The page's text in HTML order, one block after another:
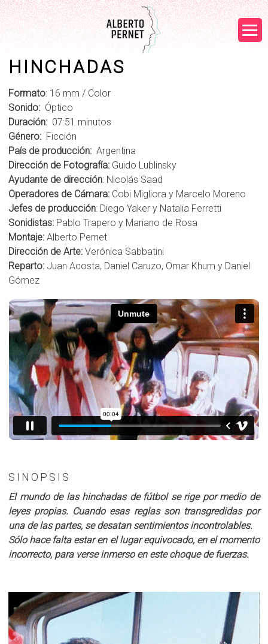
Skip to
main
content
Main menu
BIO - REEL
HINCHADAS
Formato: 16 mm / Color
Sonido: Óptico
Duración: 07:51 minutos
Género: Ficción
País de producción: Argentina
Dirección de Fotografía: Guido Lublinsky
Ayudante de dirección: Nicolás Saad
Operadores de Cámara: Cobi Migliora y Marcelo Moreno
Jefes de producción: Diego Yaker y Natalia Ferretti
Sonidistas: Pablo Trapero y Mariano de Rosa
Montaje: Alberto Pernet
Dirección de Arte:Verónica Sabbatini
Reparto: Juan Acosta, Daniel Caruzo, Omar Khum y Daniel
Gómez
SINOPSIS
El mundo de las hinchadas de fútbol se rige por medio de
leyes propias. Cuando esas reglas son transgredidas por
una de las partes, se desatan sentimientos incontrolables.
Sólo hace falta estar en el lugar equivocado, en el momento
incorrecto, para verse inmerso en este choque de fuerzas.